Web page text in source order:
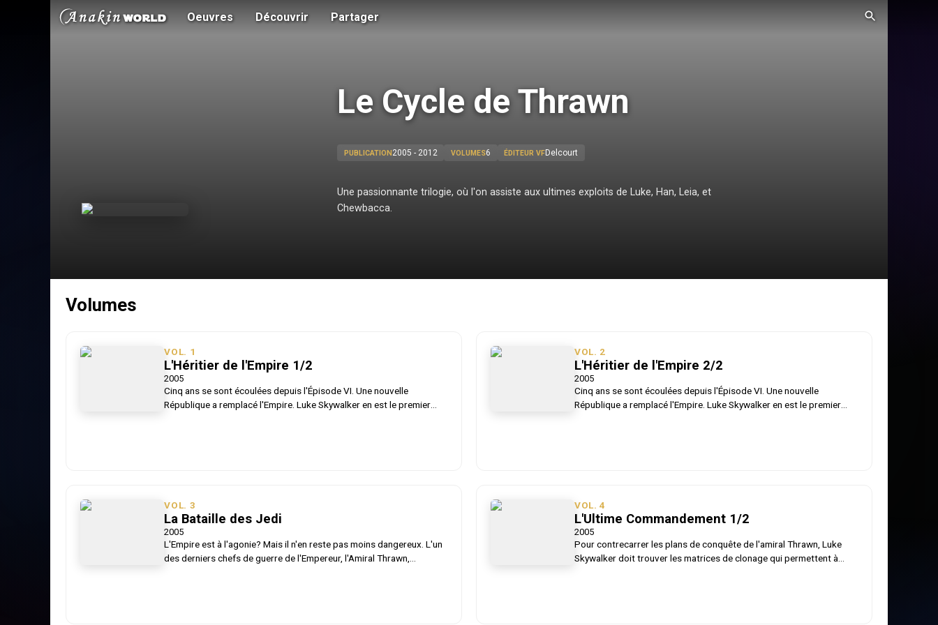
Oeuvres Découvrir Partager
Le Cycle de Thrawn
PUBLICATION2005 - 2012 VOLUMES6 ÉDITEUR VFDelcourt
Une passionnante trilogie, où l'on assiste aux ultimes exploits de Luke, Han, Leia, et
Chewbacca.
Volumes
VOL. 1
L'Héritier de l'Empire 1/2
2005
Cinq ans se sont écoulées depuis l'Épisode VI. Une nouvelle
République a remplacé l'Empire. Luke Skywalker en est le premier
VOL. 2
L'Héritier de l'Empire 2/2
2005
Cinq ans se sont écoulées depuis l'Épisode VI. Une nouvelle
République a remplacé l'Empire. Luke Skywalker en est le premier
VOL. 3
La Bataille des Jedi
2005
L'Empire est à l'agonie? Mais il n'en reste pas moins dangereux. L'un
des derniers chefs de guerre de l'Empereur, l'Amiral Thrawn,
VOL.4
L'Ultime Commandement 1/2
2005
Pour contrecarrer les plans de conquête de l'amiral Thrawn, Luke
Skywalker doit trouver les matrices de clonage qui permettent à